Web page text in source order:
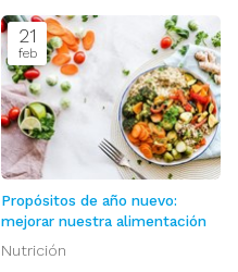
21
feb
Propósitos de año nuevo:
mejorar nuestra alimentación
Nutrición